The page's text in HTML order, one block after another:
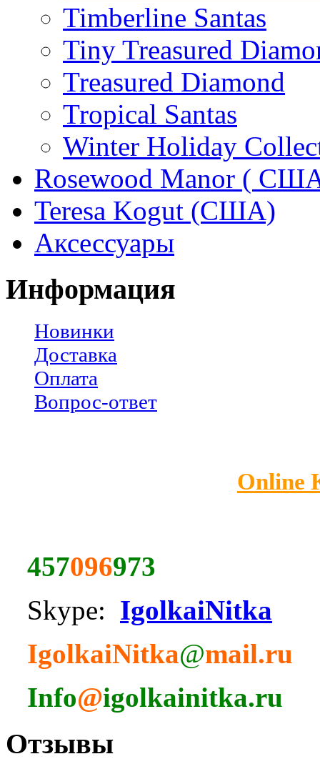
Timberline Santas
Tiny Treasured
Treasured Diamond
Tropical Santas
Winter Holiday
Rosewood Manor (
Teresa Kogut (США)
Аксессуары
Информация
Новинки
Доставка
Оплата
Вопрос-ответ
Online
457096973
Skype: IgolkaiNitka
IgolkaiNitka@mail.ru
Info@igolkainitka.ru
Отзывы